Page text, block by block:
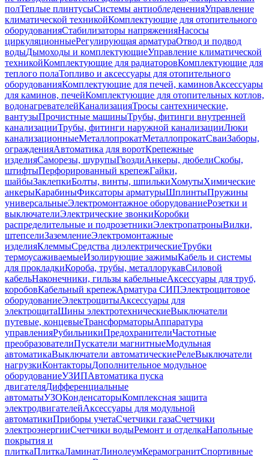
полТеплые плинтусыСистемы антиобледененияУправление
климатической техникойКомплектующие для отопительного
оборудованияСтабилизаторы напряженияНасосы
циркуляционныеРегулирующая арматураОтвод и подвод
водыДымоходы и комплектующиеУправление климатической
техникойКомплектующие для радиаторовКомплектующие для
теплого полаТопливо и аксессуары для отопительного
оборудованияКомплектующие для печей, каминовАксессуары
для каминов, печейКомплектующие для отопительных котлов,
водонагревателейКанализацияТросы сантехнические,
вантузыПрочистные машиныТрубы, фитинги внутренней
канализацииТрубы, фитинги наружной канализацииЛюки
канализационныеМеталлопрокатМеталлопрокатСваиЗаборы,
огражденияАвтоматика для воротКрепежные
изделияСаморезы, шурупыГвоздиАнкеры, дюбелиСкобы,
штифтыПерфорированный крепежГайки,
шайбыЗаклепкиБолты, винты, шпилькиХомутыХимические
анкерыКарабиныФиксаторы арматурыШплинтыПружины
универсальныеЭлектромонтажное оборудованиеРозетки и
выключателиЭлектрические звонкиКоробки
распределительные и подрозетникиЭлектропатроныВилки,
штепселиЗаземлениеЭлектромонтажные
изделияКлеммыСредства диэлектрическиеТрубки
термоусаживаемыеИзолирующие зажимыКабель и системы
для прокладкиКороба, трубы, металлорукавСиловой
кабельНаконечники, гильзы кабельныеАксессуары для труб,
коробовКабельный крепежАрматура СИПЭлектрощитовое
оборудованиеЭлектрощитыАксессуары для
электрощитаШины электротехническиеВыключатели
путевые, концевыеТрансформаторыАппаратура
управленияРубильникиПредохранителиЧастотные
преобразователиПускатели магнитныеМодульная
автоматикаВыключатели автоматическиеРелеВыключатели
нагрузкиКонтакторыДополнительное модульное
оборудованиеУЗИПАвтоматика пуска
двигателяДифференциальные
автоматыУЗОКонденсаторыКомплексная защита
электродвигателейАксессуары для модульной
автоматикиПриборы учетаСчетчики газаСчетчики
электроэнергииСчетчики водыРемонт и отделкаНапольные
покрытия и
плиткаПлиткаЛаминатЛинолеумКерамогранитСпортивные